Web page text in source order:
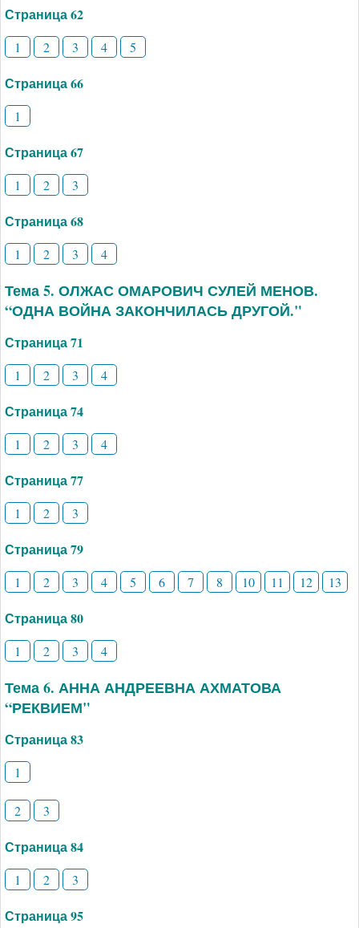
Страница 62
1 2 3 4 5
Страница 66
1
Страница 67
1 2 3
Страница 68
1 2 3 4
Тема 5. ОЛЖАС ОМАРОВИЧ СУЛЕЙ МЕНОВ.
“ОДНА ВОЙНА ЗАКОНЧИЛАСЬ ДРУГОЙ."
Страница 71
1 2 3 4
Страница 74
1 2 3 4
Страница 77
1 2 3
Страница 79
1 2 3 4 5 6 7 8 10 11 12 13
Страница 80
1 2 3 4
Тема 6. АННА АНДРЕЕВНА АХМАТОВА
“РЕКВИЕМ"
Страница 83
1
2 3
Страница 84
1 2 3
Страница 95